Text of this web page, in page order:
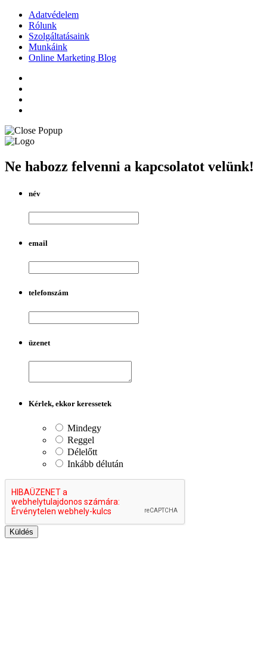
Adatvédelem
Rólunk
Szolgáltatásaink
Munkáink
Online Marketing Blog
Ne habozz felvenni a kapcsolatot velünk!
név
email
telefonszám
üzenet
Kérlek, ekkor keressetek
Mindegy
Reggel
Délelőtt
Inkább délután